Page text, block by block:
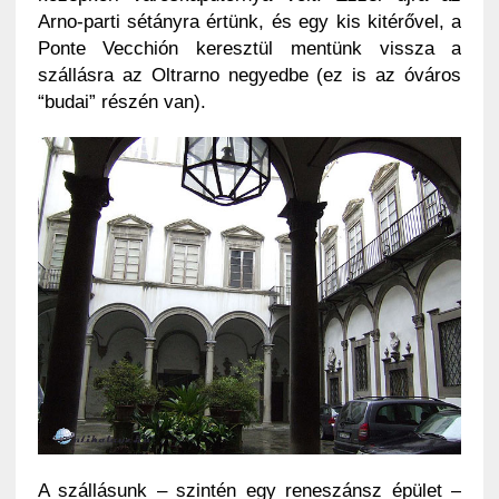
Arno-parti sétányra értünk, és egy kis kitérővel, a
Ponte Vecchión keresztül mentünk vissza a
szállásra az Oltrarno negyedbe (ez is az óváros
“budai” részén van).
A szállásunk – szintén egy reneszánsz épület –